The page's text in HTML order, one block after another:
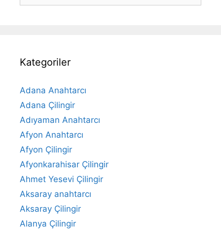
Kategoriler
Adana Anahtarcı
Adana Çilingir
Adıyaman Anahtarcı
Afyon Anahtarcı
Afyon Çilingir
Afyonkarahisar Çilingir
Ahmet Yesevi Çilingir
Aksaray anahtarcı
Aksaray Çilingir
Alanya Çilingir